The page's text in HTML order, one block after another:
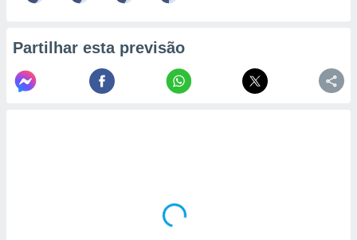
Partilhar esta previsão